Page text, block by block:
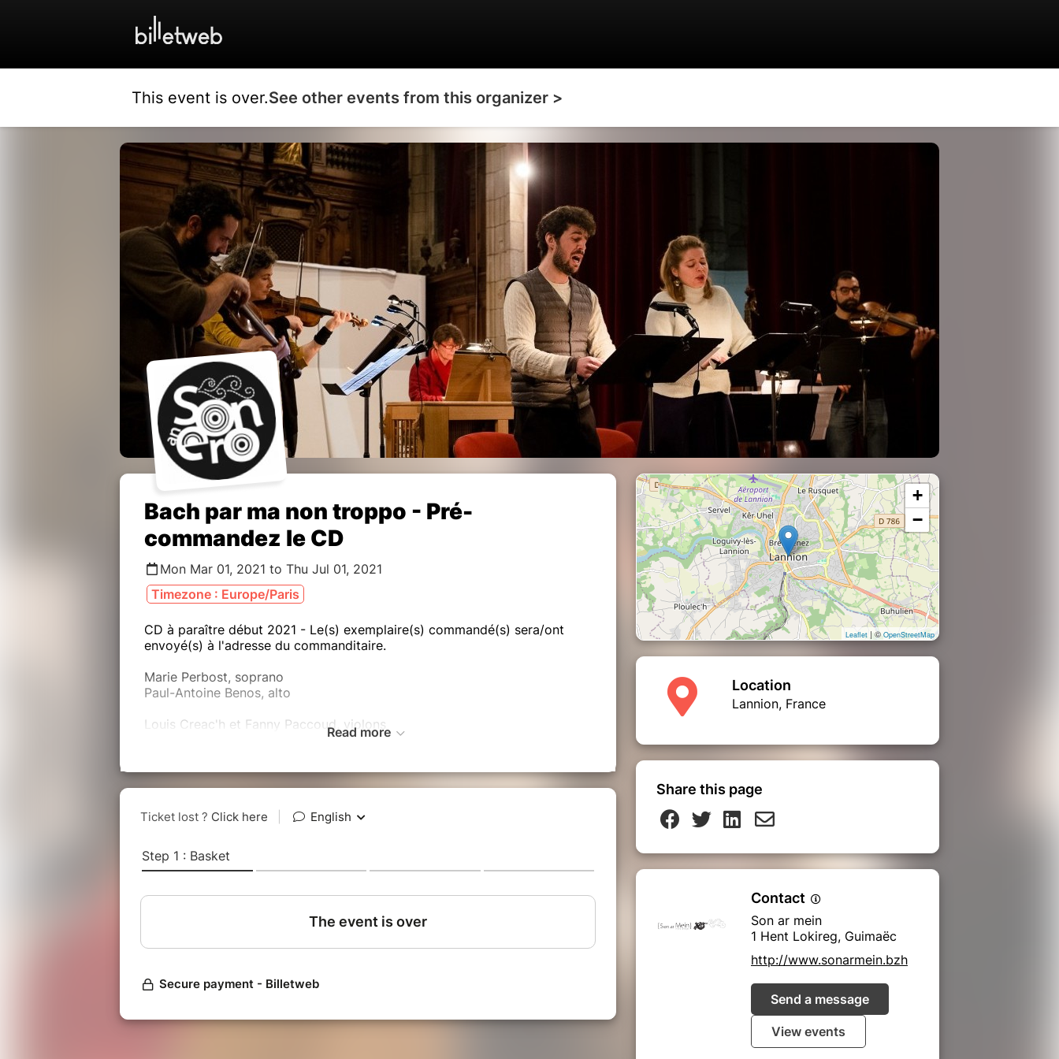
This event is over.See other events from this organizer >
Bach par ma non troppo - Pré-
commandez le CD
Mon Mar 01, 2021 to Thu Jul 01, 2021
Timezone : Europe/Paris
CD à paraître début 2021 - Le(s) exemplaire(s) commandé(s) sera/ont
envoyé(s) à l'adresse du commanditaire.
Marie Perbost, soprano
Paul-Antoine Benos, alto
Louis Creac'h et Fanny Paccoud, violons
Camille Ranciere et Camille Aubret, alto
Youen Cadiou, contrebasse
Anne-Marie Blondel, clavecin et orgue positif
Cantate 209, Non sa che sia dolore
Cantate 54, Widerstehe doch der Sünde
Tilge Höchster mein sünden, d'après le Stabat Mater de GB
Pergolesi
Read more
+
−
Leaflet | © OpenStreetMap
Location
Lannion, France
Share this page
Contact
Son ar mein
1 Hent Lokireg, Guimaëc
http://www.sonarmein.bzh
Send a message
View events